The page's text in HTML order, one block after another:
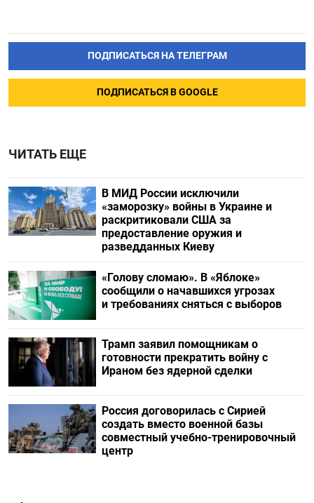
ПОДПИСАТЬСЯ НА ТЕЛЕГРАМ
ПОДПИСАТЬСЯ В GOOGLE
ЧИТАТЬ ЕЩЕ
В МИД России исключили
«заморозку» войны в Украине и
раскритиковали США за
предоставление оружия и
разведданных Киеву
«Голову сломаю». В «Яблоке»
сообщили о начавшихся угрозах
и требованиях сняться с выборов
Трамп заявил помощникам о
готовности прекратить войну с
Ираном без ядерной сделки
Россия договорилась с Сирией
создать вместо военной базы
совместный учебно-тренировочный
центр